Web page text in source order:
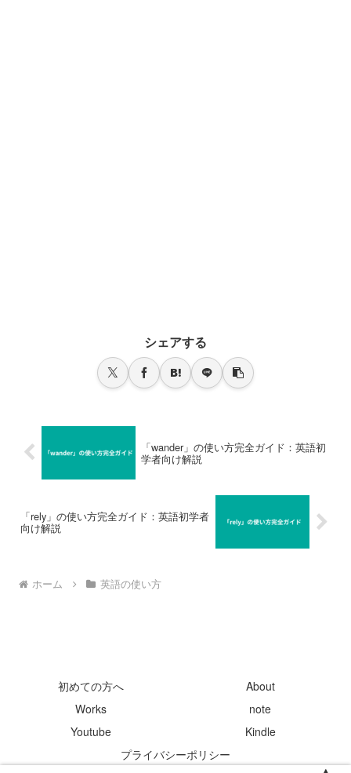
シェアする
「wander」の使い方完全ガイド：英語初
学者向け解説
「rely」の使い方完全ガイド：英語初学者
向け解説
ホーム 英語の使い方
初めての方へ
About
Works
note
Youtube
Kindle
プライバシーポリシー